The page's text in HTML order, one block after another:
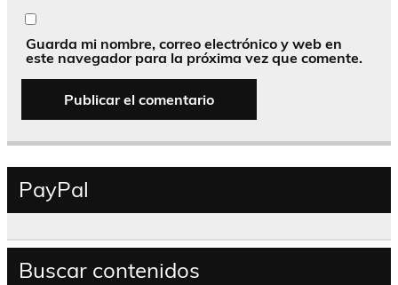
Guarda mi nombre, correo electrónico y web en
este navegador para la próxima vez que comente.
PayPal
Buscar contenidos